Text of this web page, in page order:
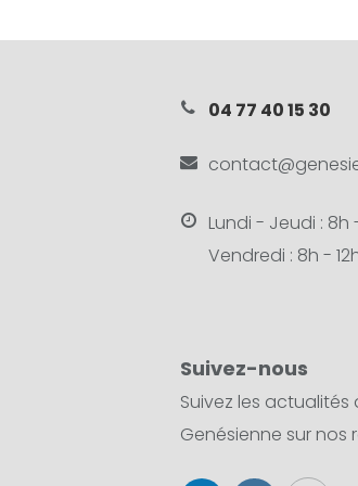
04 77 40 15 30
Lundi - Jeudi : 8h
Vendredi : 8h -
Suivez-nous
Suivez les
Genésienne sur nos